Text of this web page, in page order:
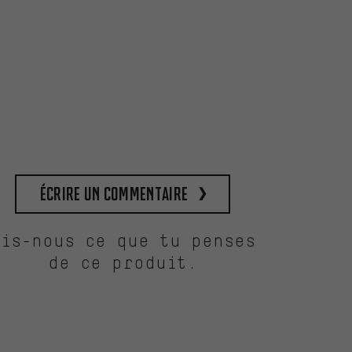
Écrire un commentaire
nous ce que tu penses
de ce produit.